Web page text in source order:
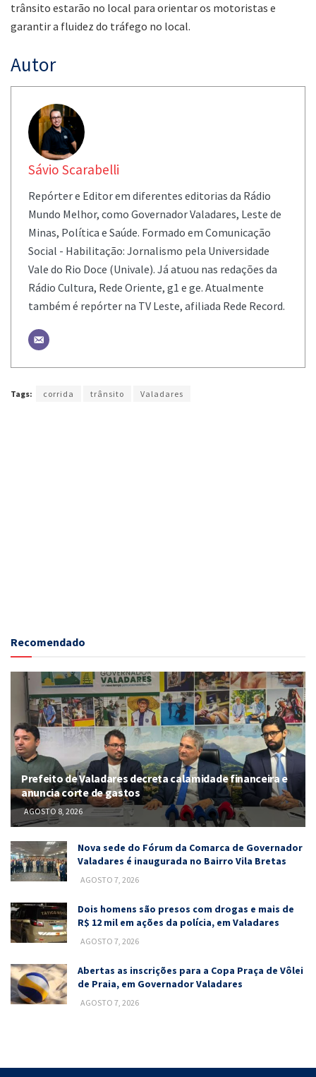
trânsito estarão no local para orientar os motoristas e
garantir a fluidez do tráfego no local.
Autor
Sávio Scarabelli
Repórter e Editor em diferentes editorias da Rádio
Mundo Melhor, como Governador Valadares, Leste de
Minas, Política e Saúde. Formado em Comunicação
Social - Habilitação: Jornalismo pela Universidade
Vale do Rio Doce (Univale). Já atuou nas redações da
Rádio Cultura, Rede Oriente, g1 e ge. Atualmente
também é repórter na TV Leste, afiliada Rede Record.
Tags: corrida trânsito Valadares
Recomendado
Prefeito de Valadares decreta calamidade financeira e
anuncia corte de gastos
AGOSTO 8, 2026
Nova sede do Fórum da Comarca de Governador
Valadares é inaugurada no Bairro Vila Bretas
AGOSTO 7, 2026
Dois homens são presos com drogas e mais de
R$ 12 mil em ações da polícia, em Valadares
AGOSTO 7, 2026
Abertas as inscrições para a Copa Praça de Vôlei
de Praia, em Governador Valadares
AGOSTO 7, 2026